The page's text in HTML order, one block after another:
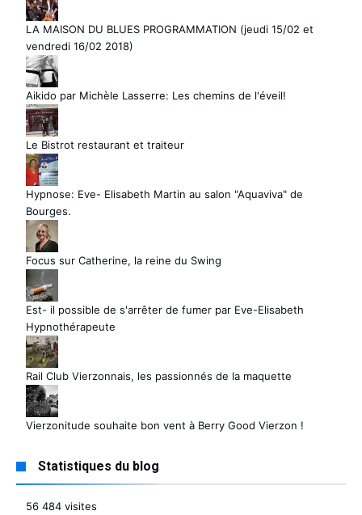
LA MAISON DU BLUES PROGRAMMATION (jeudi 15/02 et
vendredi 16/02 2018)
Aikido par Michèle Lasserre: Les chemins de l'éveil!
Le Bistrot restaurant et traiteur
Hypnose: Eve- Elisabeth Martin au salon "Aquaviva" de
Bourges.
Focus sur Catherine, la reine du Swing
Est- il possible de s'arrêter de fumer par Eve-Elisabeth
Hypnothérapeute
Rail Club Vierzonnais, les passionnés de la maquette
Vierzonitude souhaite bon vent à Berry Good Vierzon !
Statistiques du blog
56 484 visites